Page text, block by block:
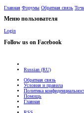
Главная Форумы Обратная связь
Меню пользователя
Login
Follow us on Facebook
Russian (RU)
Обратная связь
Условия и правила
Политика
Помощь
Главная